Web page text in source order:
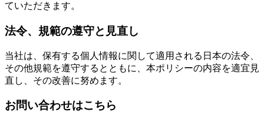
ていただきます。
法令、規範の遵守と見直し
当社は、保有する個人情報に関して適用される日本の法令、
その他規範を遵守するとともに、本ポリシーの内容を適宜見
直し、その改善に努めます。
お問い合わせはこちら